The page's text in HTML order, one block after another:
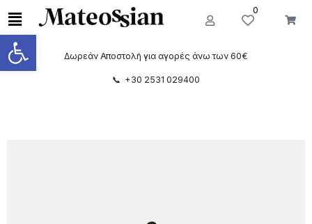
Ανοίξτε τη γραμμή εργαλείων
0
Δωρεάν Αποστολή για αγορές άνω των 60€
📞 +30 2531 029400